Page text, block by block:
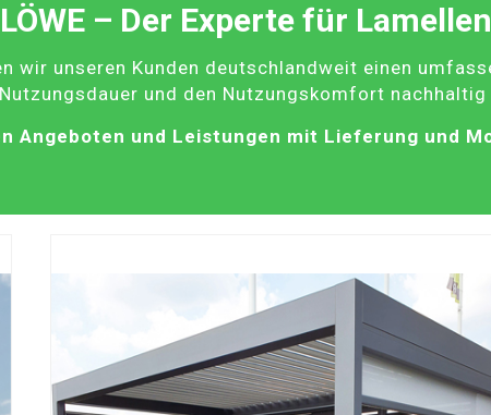
LÖWE – Der Experte für
wir unseren Kunden deutschlandweit einen
und den Nutzungskomfort nachhaltig
Angeboten und Leistungen mit Lieferung und